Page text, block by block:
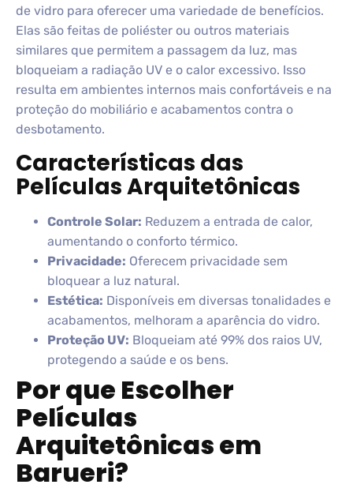
de vidro para oferecer uma variedade de benefícios.
Elas são feitas de poliéster ou outros materiais
similares que permitem a passagem da luz, mas
bloqueiam a radiação UV e o calor excessivo. Isso
resulta em ambientes internos mais confortáveis e na
proteção do mobiliário e acabamentos contra o
desbotamento.
Características das
Películas Arquitetônicas
Controle Solar: Reduzem a entrada de calor,
aumentando o conforto térmico.
Privacidade: Oferecem privacidade sem
bloquear a luz natural.
Estética: Disponíveis em diversas tonalidades e
acabamentos, melhoram a aparência do vidro.
Proteção UV: Bloqueiam até 99% dos raios UV,
protegendo a saúde e os bens.
Por que Escolher
Películas
Arquitetônicas em
Barueri?